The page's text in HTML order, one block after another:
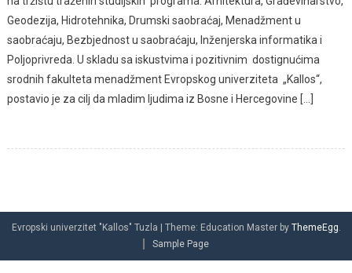
Geodezija, Hidrotehnika, Drumski saobraćaj, Menadžment u
saobraćaju, Bezbjednost u saobraćaju, Inženjerska informatika i
Poljoprivreda. U skladu sa iskustvima i pozitivnim dostignućima
srodnih fakulteta menadžment Evropskog univerziteta „Kallos“,
postavio je za cilj da mladim ljudima iz Bosne i Hercegovine […]
Evropski univerzitet "Kallos" Tuzla Theme: Education Master by ThemeEgg.
Sample Page